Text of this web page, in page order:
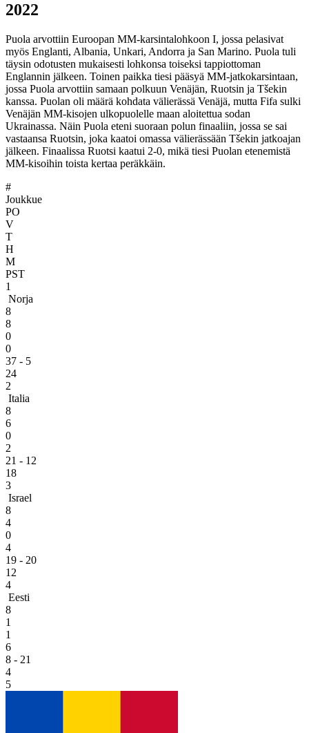
2022
Puola arvottiin Euroopan MM-karsintalohkoon I, jossa pelasivat
myös Englanti, Albania, Unkari, Andorra ja San Marino. Puola tuli
täysin odotusten mukaisesti lohkonsa toiseksi tappiottoman
Englannin jälkeen. Toinen paikka tiesi pääsyä MM-jatkokarsintaan,
jossa Puola arvottiin samaan polkuun Venäjän, Ruotsin ja Tšekin
kanssa. Puolan oli määrä kohdata välierässä Venäjä, mutta Fifa sulki
Venäjän MM-kisojen ulkopuolelle maan aloitettua sodan
Ukrainassa. Näin Puola eteni suoraan polun finaaliin, jossa se sai
vastaansa Ruotsin, joka kaatoi omassa välierässään Tšekin jatkoajan
jälkeen. Finaalissa Ruotsi kaatui 2-0, mikä tiesi Puolan etenemistä
MM-kisoihin toista kertaa peräkkäin.
#
Joukkue
PO
V
T
H
M
PST
1
Norja
8
8
0
0
37 - 5
24
2
Italia
8
6
0
2
21 - 12
18
3
Israel
8
4
0
4
19 - 20
12
4
Eesti
8
1
1
6
8 - 21
4
5